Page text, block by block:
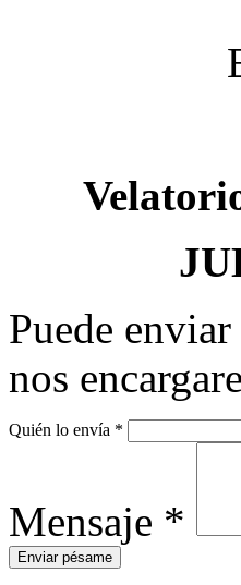
Puede
nos
Quién lo envía *
Mensaje *